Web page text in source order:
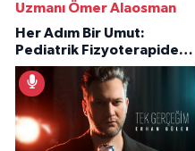
Uzmanı Ömer Alaosman
Her Adım Bir Umut:
Pediatrik Fizyoterapiden
İlham Veren Hikâyeler